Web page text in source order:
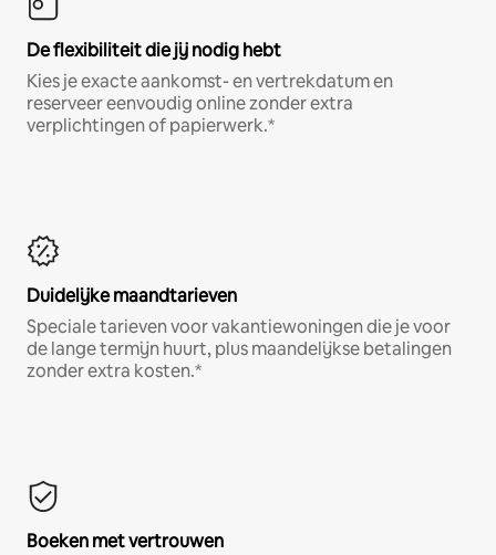
De flexibiliteit die jij nodig hebt
Kies je exacte aankomst- en vertrekdatum en
reserveer eenvoudig online zonder extra
verplichtingen of papierwerk.*
Duidelijke maandtarieven
Speciale tarieven voor vakantiewoningen die je voor
de lange termijn huurt, plus maandelijkse betalingen
zonder extra kosten.*
Boeken met vertrouwen